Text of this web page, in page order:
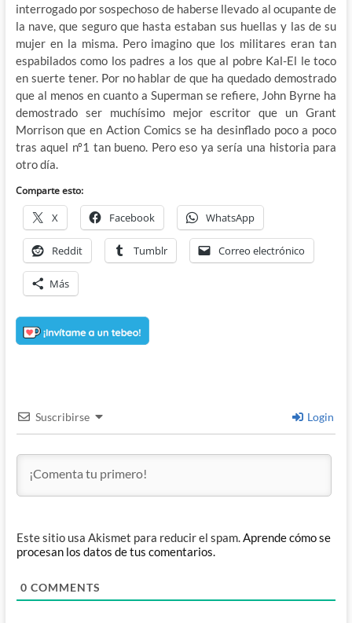
interrogado por sospechoso de haberse llevado al ocupante de
la nave, que seguro que hasta estaban sus huellas y las de su
mujer en la misma. Pero imagino que los militares eran tan
espabilados como los padres a los que al pobre Kal-El le toco
en suerte tener. Por no hablar de que ha quedado demostrado
que al menos en cuanto a Superman se refiere, John Byrne ha
demostrado ser muchísimo mejor escritor que un Grant
Morrison que en Action Comics se ha desinflado poco a poco
tras aquel nº1 tan bueno. Pero eso ya sería una historia para
otro día.
Comparte esto:
X Facebook WhatsApp
Reddit Tumblr Correo electrónico
Más
Suscribirse Login
Este sitio usa Akismet para reducir el spam.Aprende cómo se
procesan los datos de tus comentarios.
0 COMMENTS